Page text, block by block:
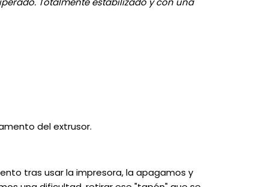
del extrusor.
tras usar la impresora, la apagamos y